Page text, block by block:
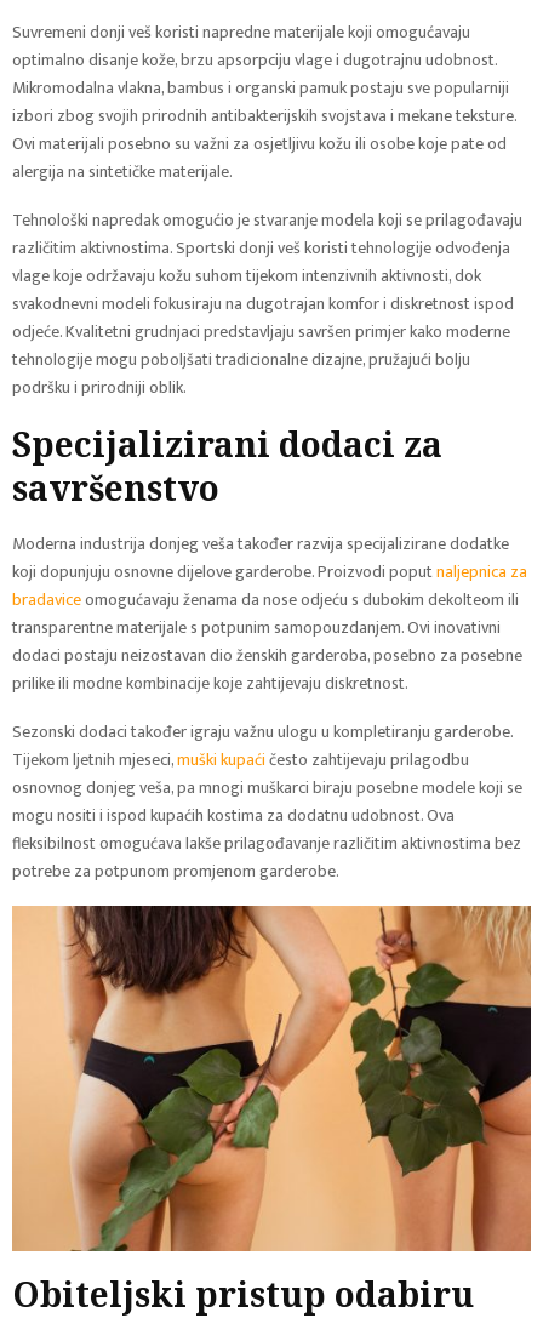
Suvremeni donji veš koristi napredne materijale koji omogućavaju
optimalno disanje kože, brzu apsorpciju vlage i dugotrajnu udobnost.
Mikromodalna vlakna, bambus i organski pamuk postaju sve popularniji
izbori zbog svojih prirodnih antibakterijskih svojstava i mekane teksture.
Ovi materijali posebno su važni za osjetljivu kožu ili osobe koje pate od
alergija na sintetičke materijale.
Tehnološki napredak omogućio je stvaranje modela koji se prilagođavaju
različitim aktivnostima. Sportski donji veš koristi tehnologije odvođenja
vlage koje održavaju kožu suhom tijekom intenzivnih aktivnosti, dok
svakodnevni modeli fokusiraju na dugotrajan komfor i diskretnost ispod
odjeće. Kvalitetni grudnjaci predstavljaju savršen primjer kako moderne
tehnologije mogu poboljšati tradicionalne dizajne, pružajući bolju
podršku i prirodniji oblik.
Specijalizirani dodaci za
savršenstvo
Moderna industrija donjeg veša također razvija specijalizirane dodatke
koji dopunjuju osnovne dijelove garderobe. Proizvodi poputnaljepnica za
bradaviceomogućavaju ženama da nose odjeću s dubokim dekolteom ili
transparentne materijale s potpunim samopouzdanjem. Ovi inovativni
dodaci postaju neizostavan dio ženskih garderoba, posebno za posebne
prilike ili modne kombinacije koje zahtijevaju diskretnost.
Sezonski dodaci također igraju važnu ulogu u kompletiranju garderobe.
Tijekom ljetnih mjeseci,muški kupaćičesto zahtijevaju prilagodbu
osnovnog donjeg veša, pa mnogi muškarci biraju posebne modele koji se
mogu nositi i ispod kupaćih kostima za dodatnu udobnost. Ova
fleksibilnost omogućava lakše prilagođavanje različitim aktivnostima bez
potrebe za potpunom promjenom garderobe.
Obiteljski pristup odabiru